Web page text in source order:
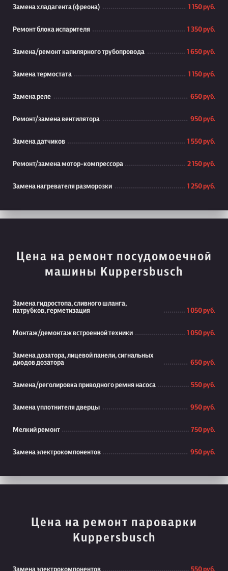
Замена хладагента (фреона) 1 150 руб.
Ремонт блока испарителя 1 350 руб.
Замена/ремонт капилярного трубопровода 1 650 руб.
Замена термостата 1 150 руб.
Замена реле 650 руб.
Ремонт/замена вентилятора 950 руб.
Замена датчиков 1 550 руб.
Ремонт/замена мотор-компрессора 2 150 руб.
Замена нагревателя разморозки 1 250 руб.
Цена на ремонт посудомоечной
машины Kuppersbusch
Замена гидростопа, сливного шланга,
патрубков, герметизация
1 050 руб.
Монтаж/демонтаж встроенной техники 1 050 руб.
Замена дозатора, лицевой панели, сигнальных
диодов дозатора
650 руб.
Замена/реголировка приводного ремня насоса 550 руб.
Замена уплотнителя дверцы 950 руб.
Мелкий ремонт 750 руб.
Замена электрокомпонентов 950 руб.
Цена на ремонт пароварки
Kuppersbusch
Замена электрокомпонентов 550 руб.